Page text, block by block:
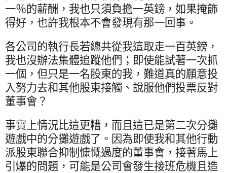
一％的薪酬，我也只須負擔一英鎊，如果掩飾
得好，也許我根本不會發現有那一回事。
各公司的執行長若總共從我這取走一百英鎊，
我也沒辦法集體追蹤他們；即使能試著一次抓
一個，但只是一名股東的我，難道真的願意投
入努力去和其他股東接觸、說服他們投票反對
董事會？
事實上情況比這更糟，而且這已是第二次分攤
遊戲中的分攤遊戲了。因為即使我和其他行動
派股東聯合抑制慷慨過度的董事會，接著馬上
引爆的問題，可能是公司會發生接班危機且造